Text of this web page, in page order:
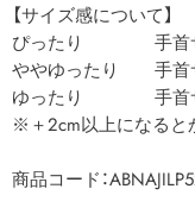
【サイズ感について】
ぴったり 手首サ
ややゆったり 手首
ゆったり 手首サ
※＋2cm以上になると
商品コード：